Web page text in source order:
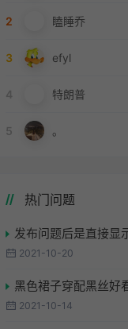
2 瞌睡乔
3 efyl
4 特朗普
5 。
热门问题
发布问题后是直接显
2021-10-20
黑色裙子穿配黑丝好
2021-10-14